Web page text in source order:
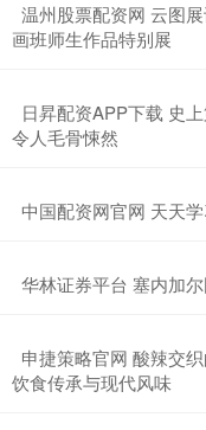
温州股票配资网 云图
画班师生作品特别展
日昇配资APP下载 史
令人毛骨悚然
中国配资网官网 天天学
华林证券平台 塞内加
申捷策略官网 酸辣交
饮食传承与现代风味